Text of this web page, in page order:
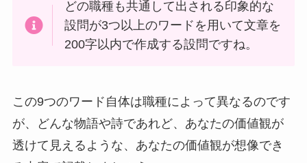
どの職種も共通して出される印象的な
設問が3つ以上のワードを用いて文章を
200字以内で作成する設問ですね。
この9つのワード自体は職種によって異なるのです
が、どんな物語や詩であれど、あなたの価値観が
透けて見えるような、あなたの価値観が想像でき